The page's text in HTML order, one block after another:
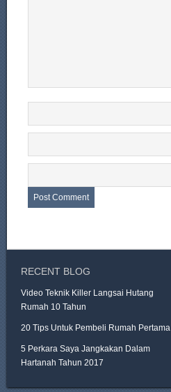
RECENT BLOG
Video Teknik Killer Langsai Hutang
Rumah 10 Tahun
20 Tips Untuk Pembeli Rumah Pertama
5 Perkara Saya Jangkakan Dalam
Hartanah Tahun 2017